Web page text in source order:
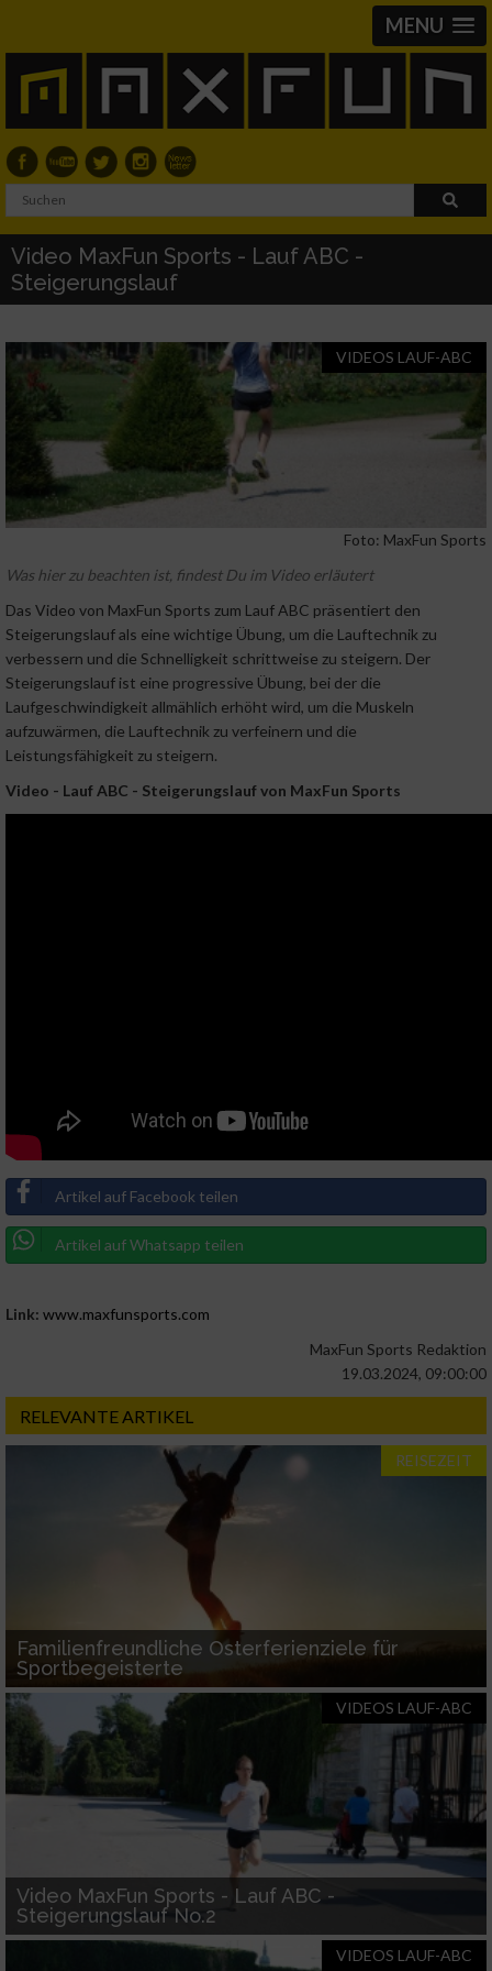
MENU
Video MaxFun Sports - Lauf ABC -
Steigerungslauf
VIDEOS LAUF-ABC
Foto: MaxFun Sports
Was hier zu beachten ist, findest Du im Video erläutert
Das Video von MaxFun Sports zum Lauf ABC präsentiert den
Steigerungslauf als eine wichtige Übung, um die Lauftechnik zu
verbessern und die Schnelligkeit schrittweise zu steigern. Der
Steigerungslauf ist eine progressive Übung, bei der die
Laufgeschwindigkeit allmählich erhöht wird, um die Muskeln
aufzuwärmen, die Lauftechnik zu verfeinern und die
Leistungsfähigkeit zu steigern.
Video - Lauf ABC - Steigerungslauf von MaxFun Sports
Artikel auf Facebook teilen
Artikel auf Whatsapp teilen
Link: www.maxfunsports.com
MaxFun Sports Redaktion
19.03.2024, 09:00:00
RELEVANTE ARTIKEL
REISEZEIT
Familienfreundliche Osterferienziele für
Sportbegeisterte
VIDEOS LAUF-ABC
Video MaxFun Sports - Lauf ABC -
Steigerungslauf No.2
VIDEOS LAUF-ABC